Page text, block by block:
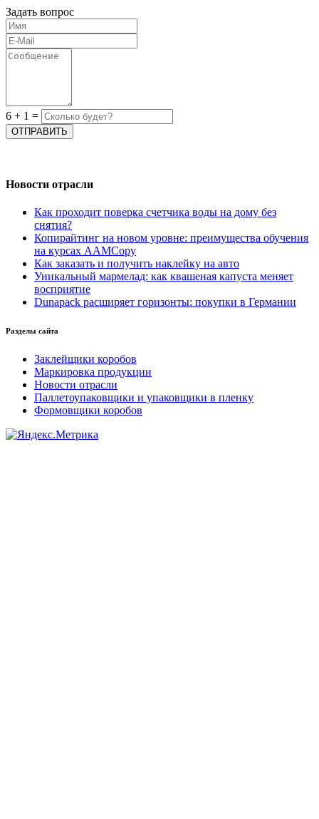
Задать вопрос
6 + 1 =
Новости отрасли
Как проходит поверка счетчика воды на дому без
снятия?
Копирайтинг на новом уровне: преимущества обучения
на курсах AAMCopy
Как заказать и получить наклейку на авто
Уникальный мармелад: как квашеная капуста меняет
восприятие
Dunapack расширяет горизонты: покупки в Германии
Разделы сайта
Заклейщики коробов
Маркировка продукции
Новости отрасли
Паллетоупаковщики и упаковщики в пленку
Формовщики коробов